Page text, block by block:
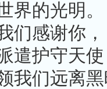
的光明。
们感谢你，
护守天使
们远离黑